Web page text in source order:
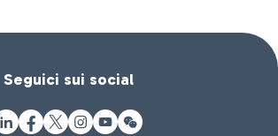
Seguici sui social